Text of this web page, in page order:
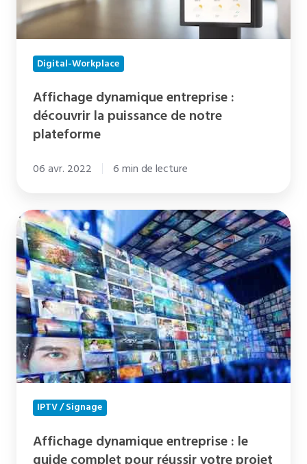
de
notre
Digital-Workplace
Affichage dynamique entreprise :
découvrir la puissance de notre
plateforme
06 avr. 2022 6 min de lecture
Affichage
dynamique
entreprise
:
le
guide
complet
pour
réussir
projetIPTV / Signage
Affichage dynamique entreprise : le
guide complet pour réussir votre projet